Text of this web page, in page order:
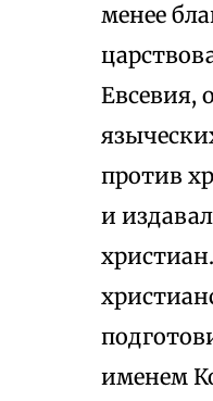
менее
Евсевия,
против
и
именем